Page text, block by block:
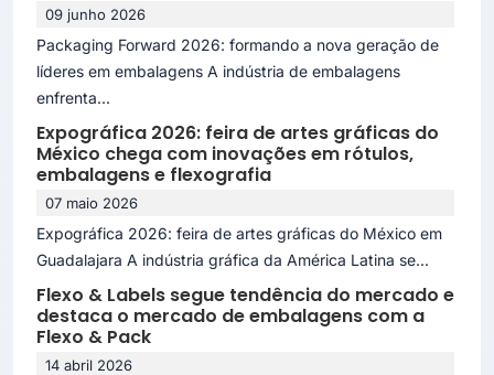
09 junho 2026
Packaging Forward 2026: formando a nova geração de
líderes em embalagens A indústria de embalagens
enfrenta...
Expográfica 2026: feira de artes gráficas do
México chega com inovações em rótulos,
embalagens e flexografia
07 maio 2026
Expográfica 2026: feira de artes gráficas do México em
Guadalajara A indústria gráfica da América Latina se...
Flexo & Labels segue tendência do mercado e
destaca o mercado de embalagens com a
Flexo & Pack
14 abril 2026